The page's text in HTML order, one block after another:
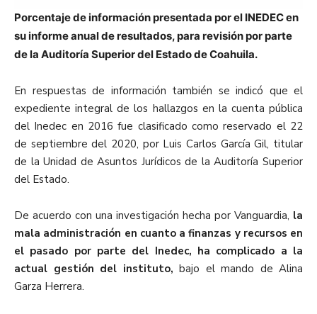
Porcentaje de información presentada por el INEDEC en
su informe anual de resultados, para revisión por parte
de la Auditoría Superior del Estado de Coahuila.
En respuestas de información también se indicó que el
expediente integral de los hallazgos en la cuenta pública
del Inedec en 2016 fue clasificado como reservado el 22
de septiembre del 2020, por Luis Carlos García Gil, titular
de la Unidad de Asuntos Jurídicos de la Auditoría Superior
del Estado.
De acuerdo con una investigación hecha por Vanguardia, la
mala administración en cuanto a finanzas y recursos en
el pasado por parte del Inedec, ha complicado a la
actual gestión del instituto, bajo el mando de Alina
Garza Herrera.